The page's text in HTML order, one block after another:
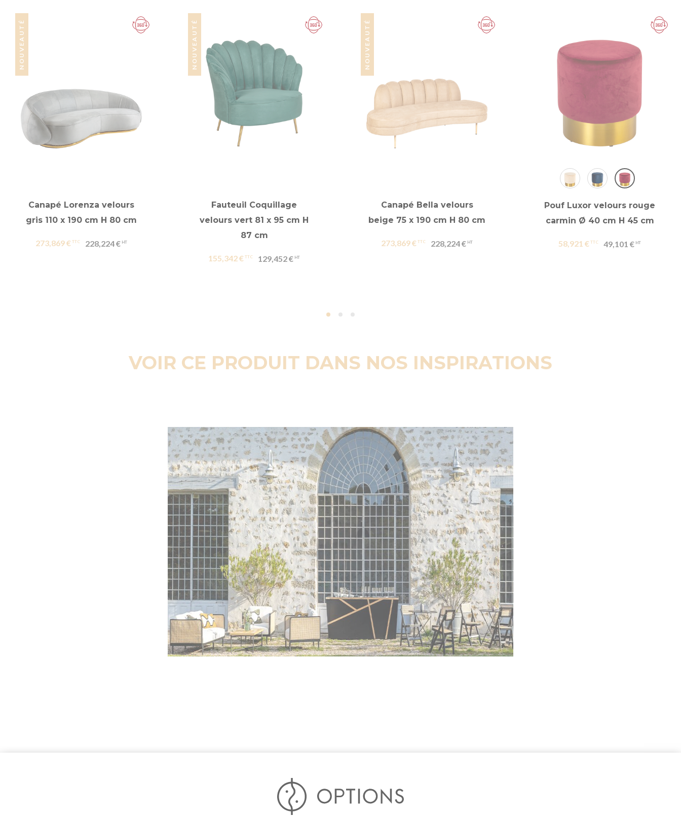
NOUVEAUTÉ
Canapé Lorenza velours
gris 110 x 190 cm H 80 cm
273,869 € 228,224 €
NOUVEAUTÉ
Fauteuil Coquillage
velours vert 81 x 95 cm H
87 cm
155,342 € 129,452 €
NOUVEAUTÉ
Canapé Bella velours
beige 75 x 190 cm H 80 cm
273,869 € 228,224 €
Pouf Luxor velours rouge
carmin Ø 40 cm H 45 cm
58,921 € 49,101 €
VOIR CE PRODUIT DANS NOS INSPIRATIONS